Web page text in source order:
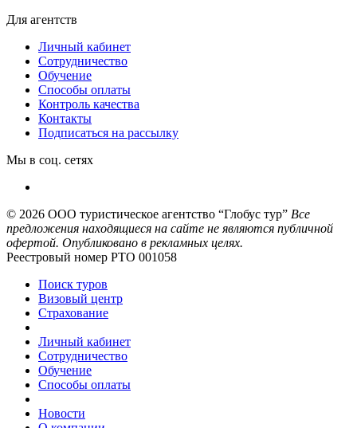
Для агентств
Личный кабинет
Сотрудничество
Обучение
Способы оплаты
Контроль качества
Контакты
Подписаться на рассылку
Мы в соц. сетях
© 2026 ООО туристическое агентство “Глобус тур” Все
предложения находящиеся на сайте не являются публичной
офертой. Опубликовано в рекламных целях.
Реестровый номер РТО 001058
Поиск туров
Визовый центр
Страхование
Личный кабинет
Сотрудничество
Обучение
Способы оплаты
Новости